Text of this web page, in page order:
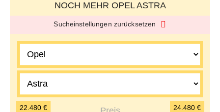
NOCH MEHR OPEL ASTRA
Sucheinstellungen zurücksetzen
22.480 € 24.480 €